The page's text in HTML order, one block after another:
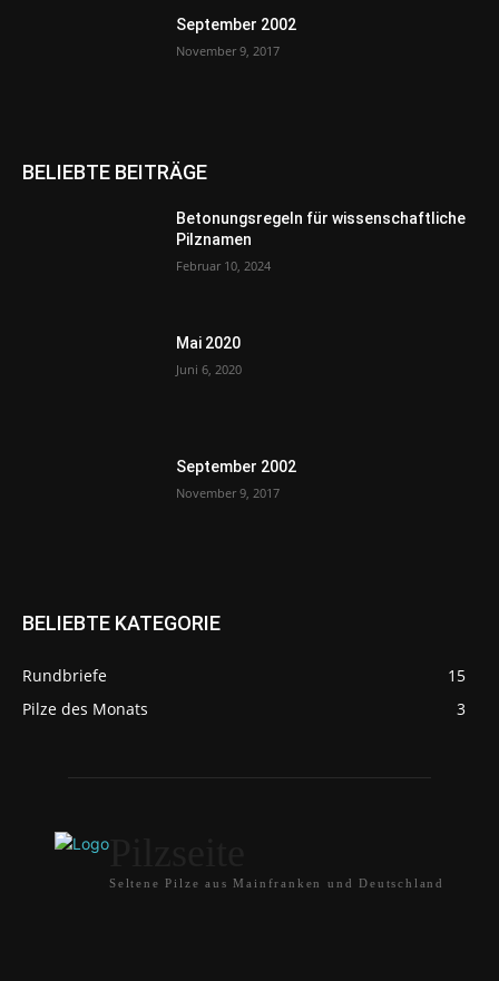
September 2002
November 9, 2017
BELIEBTE BEITRÄGE
Betonungsregeln für wissenschaftliche
Pilznamen
Februar 10, 2024
Mai 2020
Juni 6, 2020
September 2002
November 9, 2017
BELIEBTE KATEGORIE
Rundbriefe
15
Pilze des Monats
3
Seltene Pilze aus Mainfranken und Deutschland